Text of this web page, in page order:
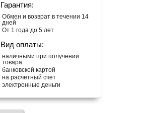
Гарантия:
Обмен и возврат в течении 14
дней
От 1 года до 5 лет
Вид оплаты:
наличными при получении
товара
банковской картой
на расчетный счет
электронные деньги